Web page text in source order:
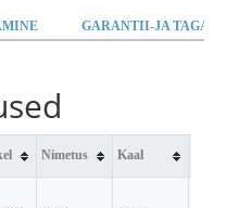
GARANTII-JA
Nimetus Kaal